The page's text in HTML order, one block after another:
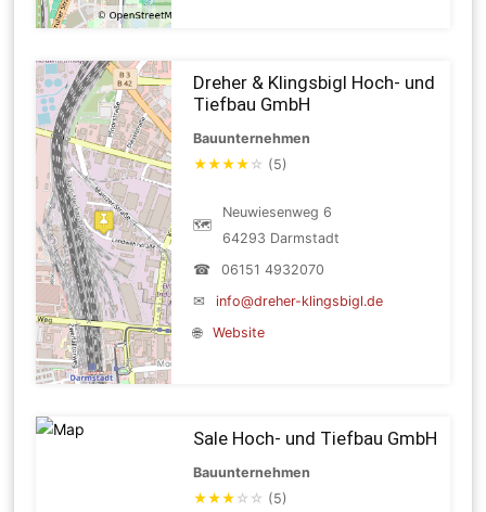
Dreher & Klingsbigl Hoch- und
Tiefbau GmbH
Bauunternehmen
★★★★ ☆ (5)
🗺
Neuwiesenweg 6
64293 Darmstadt
☎
06151 4932070
✉
info@dreher-klingsbigl.de
🌐
Website
Sale Hoch- und Tiefbau GmbH
Bauunternehmen
★★★ ☆ ☆ (5)